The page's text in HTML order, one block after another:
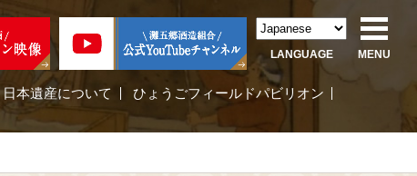
日本遺産について
ひょうごフィールドパビリオン
LANGUAGE MENU